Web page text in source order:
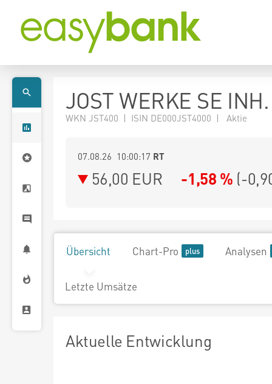
JOST WERKE SE
WKN JST400 | ISIN DE000JST4000 | Aktie
07.08.26 10:00:17 RT
56,00 EUR -1,58 % (-
Übersicht Chart-Pro Analysen
Letzte Umsätze
Aktuelle Entwicklung